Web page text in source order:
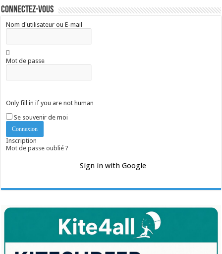
Connectez-vous
Nom d'utilisateur ou E-mail
Mot de passe
Only fill in if you are not human
Se souvenir de moi
Inscription
Mot de passe oublié ?
Sign in with Google